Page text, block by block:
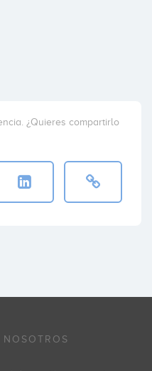
¿Quieres compartirlo
NOSOTROS